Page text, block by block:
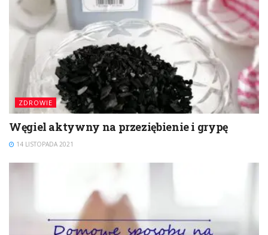
ZDROWIE
Węgiel aktywny na przeziębienie i grypę
14 LISTOPADA 2021